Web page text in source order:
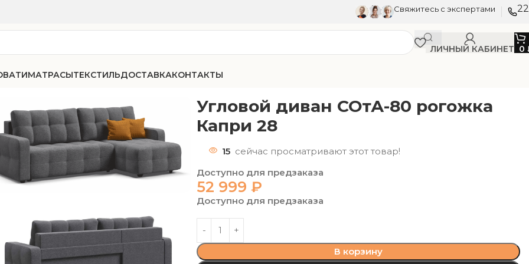
Свяжитесь с экспертами
ЛИЧНЫЙ КАБИНЕТ 0
МАТРАСЫТЕКСТИЛЬДОСТАВКАКОНТАКТЫ
Угловой диван СОтА-80 рогожка
Капри 28
15 сейчас просматривают этот товар!
Доступно для предзаказа
52 999₽
Доступно для предзаказа
В корзину